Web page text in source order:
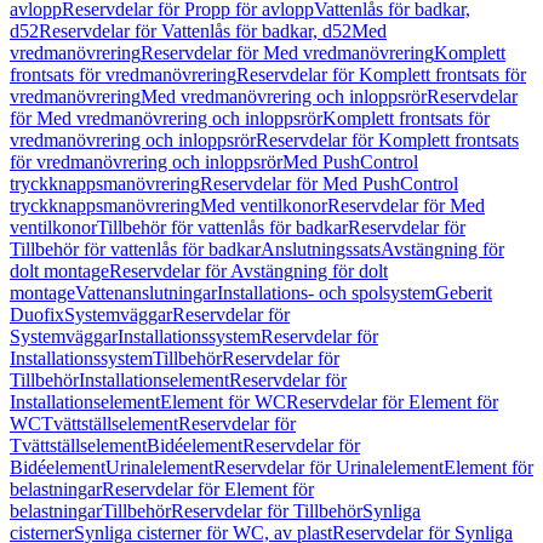
avloppReservdelar för Propp för avloppVattenlås för badkar,
d52Reservdelar för Vattenlås för badkar, d52Med
vredmanövreringReservdelar för Med vredmanövreringKomplett
frontsats för vredmanövreringReservdelar för Komplett frontsats för
vredmanövreringMed vredmanövrering och inloppsrörReservdelar
för Med vredmanövrering och inloppsrörKomplett frontsats för
vredmanövrering och inloppsrörReservdelar för Komplett frontsats
för vredmanövrering och inloppsrörMed PushControl
tryckknappsmanövreringReservdelar för Med PushControl
tryckknappsmanövreringMed ventilkonorReservdelar för Med
ventilkonorTillbehör för vattenlås för badkarReservdelar för
Tillbehör för vattenlås för badkarAnslutningssatsAvstängning för
dolt montageReservdelar för Avstängning för dolt
montageVattenanslutningarInstallations- och spolsystemGeberit
DuofixSystemväggarReservdelar för
SystemväggarInstallationssystemReservdelar för
InstallationssystemTillbehörReservdelar för
TillbehörInstallationselementReservdelar för
InstallationselementElement för WCReservdelar för Element för
WCTvättställselementReservdelar för
TvättställselementBidéelementReservdelar för
BidéelementUrinalelementReservdelar för UrinalelementElement för
belastningarReservdelar för Element för
belastningarTillbehörReservdelar för TillbehörSynliga
cisternerSynliga cisterner för WC, av plastReservdelar för Synliga